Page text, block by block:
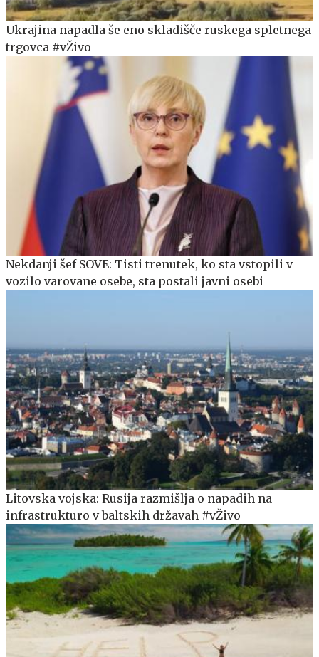
Ukrajina napadla še eno skladišče ruskega spletnega
trgovca #vŽivo
Nekdanji šef SOVE: Tisti trenutek, ko sta vstopili v
vozilo varovane osebe, sta postali javni osebi
Litovska vojska: Rusija razmišlja o napadih na
infrastrukturo v baltskih državah #vŽivo